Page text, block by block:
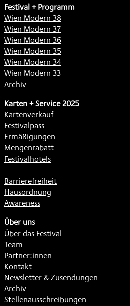
Festival + Programm
Wien Modern 38
Wien Modern 37
Wien Modern 36
Wien Modern 35
Wien Modern 34
Wien Modern 33
Archiv
Karten + Service 2025
Kartenverkauf
Festivalpass
Ermäßigungen
Mengenrabatt
Festivalhotels
Barrierefreiheit
Hausordnung
Awareness
Über uns
Über das Festival
Team
Partner:innen
Kontakt
Newsletter & Zusendungen
Archiv
Stellenausschreibungen